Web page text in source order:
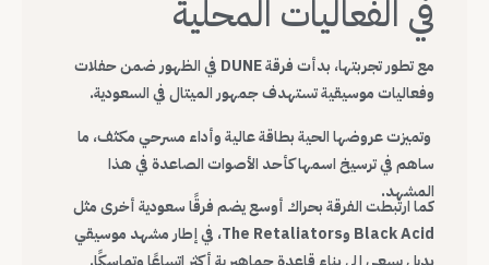
في الفعاليات المحلية
مع تطور تجربتها، بدأت فرقة DUNE في الظهور ضمن حفلات
وفعاليات موسيقية تستهدف جمهور الميتال في السعودية.
وتميزت عروضها الحية بطاقة عالية وأداء مسرحي مكثف، ما
ساهم في ترسيخ اسمها كأحد الأصوات الصاعدة في هذا
المشهد.
كما ارتبطت الفرقة بحراك أوسع يضم فرقًا سعودية أخرى مثل
Black Acid وThe Retaliators، في إطار مشهد موسيقي